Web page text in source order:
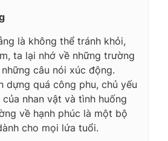
là không thể tránh khỏi,
ta lại nhớ về những trường
câu nói xúc động.
dựng quá công phu, chủ yếu
nhan vật và tình huống
về hạnh phúc là một bộ
cho mọi lứa tuổi.